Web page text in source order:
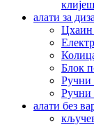
алати за
Цхаин
Блок
Ручни
Ручни
алати без